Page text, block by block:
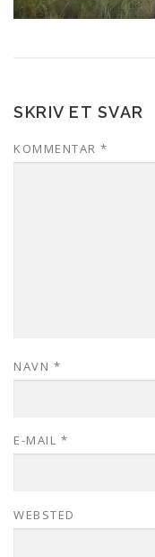
SKRIV ET SVAR
KOMMENTAR *
NAVN *
E-MAIL *
WEBSTED